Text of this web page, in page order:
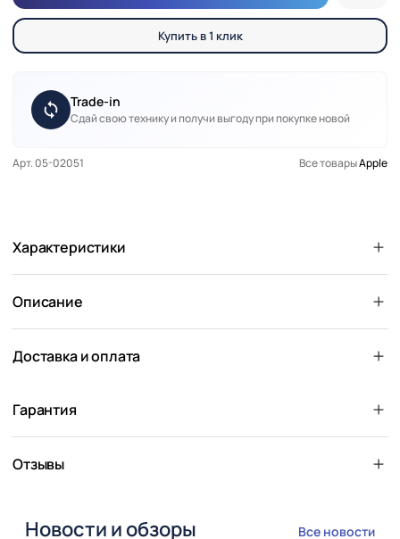
Купить в 1 клик
Trade-in
Сдай свою технику и получи выгоду при покупке новой
Арт. 05-02051 Все товарыApple
Характеристики
Описание
Доставка и оплата
Гарантия
Отзывы
Новости и обзоры Все новости